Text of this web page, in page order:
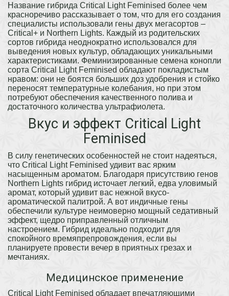
Название гибрида Critical Light Feminised более чем
красноречиво рассказывает о том, что для его создания
специалисты использовали гены двух мегасортов –
Critical+ и Northern Lights. Каждый из родительских
сортов гибрида неоднократно использовался для
выведения новых культур, обладающих уникальными
характеристиками. Феминизированные семена конопли
сорта Critical Light Feminised обладают покладистым
нравом: они не боятся больших доз удобрения и стойко
переносят температурные колебания, но при этом
потребуют обеспечения качественного полива и
достаточного количества ультрафиолета.
Вкус и эффект Critical Light
Feminised
В силу генетических особенностей не стоит надеяться,
что Critical Light Feminised удивит вас ярким
насыщенным ароматом. Благодаря присутствию генов
Northern Lights гибрид источает легкий, едва уловимый
аромат, который удивит вас нежной вкусо-
ароматической палитрой. А вот индичные гены
обеспечили культуре неимоверно мощный седативный
эффект, щедро приправленный отличным
настроением. Гибрид идеально подходит для
спокойного времяпрепровождения, если вы
планируете провести вечер в приятных грезах и
мечтаниях.
Медицинское применение
Critical Light Feminised обладает впечатляющими